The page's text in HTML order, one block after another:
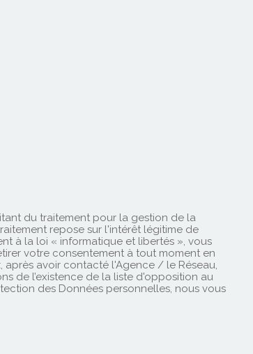
démarchage téléphonique « Bloctel
du traitement pour la gestion de la
repose sur l'intérêt légitime de
à la loi « informatique et libertés », vous
votre consentement à tout moment en
après avoir contacté l'Agence / le Réseau,
de l’existence de la liste d'opposition au
des Données personnelles, nous vous